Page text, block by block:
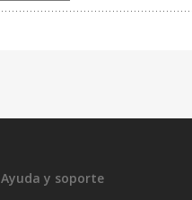
Ayuda y soporte